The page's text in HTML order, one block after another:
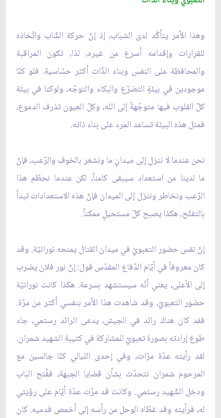
وهذا الأمر يتأكّد لدى الشباب، إذ إنّ حركة الشّاب واتّخاذه
للقرارات وإقدامه أسرع من غيره، لذا، تكون المراقبة
والمحافظة على النفس وبناء الذّات أكثر حسّاسية. فلو كنّا
موجودين في بيئةٍ التضرّع والبكاء والتوجّه، ولوكنا في بيئة
كلّ القلوب فيها متوجّهةٌ إلى الله، وكلّ العيون تذرف الدموع،
فمثل هذه البيئة تساعد المرء على بناء ذاته.
نحن عندما لا ننزل إلى ميدانٍ ما ونشعر بالخوف والرّعب، فإنّ
ما لدينا من استعداد سيبقى كامناً، لكن عندما نحطّم هذا
الرّعب ونخاطر وننزل إلى الميدان فإنّ هذه الاستعدادات تبدأ
بالتفتّح، هكذا يصبح كلّ مستحيلٍ ممكناً.
إنّ نفس حضور التعبويّ في ميدان القتال يمنحه نورانيّة. وقد
كان معروفاً في أيّام الدّفاع المقدّس قول: إنّ نور فلان يضرب
إلى الأعلى، يعني أنّه سيستشهد بسرعة. هكذا كانت نورانيّة
حضور التعبويّ، وقد شاهدت هذا الأمر بنفسي أكثر من مرّة.
فقد كان هناك رائد في الجيش، يدعى الرائد رستمي، جاء
طوع إرادته بصورة تعبويّ للمشاركة في كتيبة الشهيد شمران.
لقد رأيته عدّة مرّات، وفي إحدى الليالي كنّا جالسين مع
المرحوم شمران نتحدّث بشأن قضايا الجبهة، ففُتح الباب
ودخل الشّهيد رستمي. وكانت قد مرّت عدّة أيّام على رؤيتي
له، فرأيته وقد غطّاه الوحل من رأسه إلى أخمص قدميه. كان